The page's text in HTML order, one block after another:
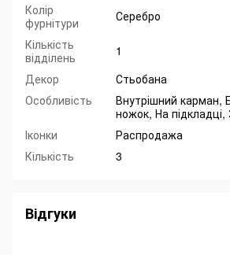
Колір
фурнітури
Серебро
Кількість
відділень
1
Декор
Стьобана
Особливість
Внутрішний карман,
ножок, На
Іконки
Распродажа
Кількість
3
Відгуки